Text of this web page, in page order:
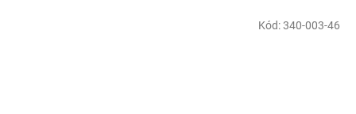
Kód:340-003-46